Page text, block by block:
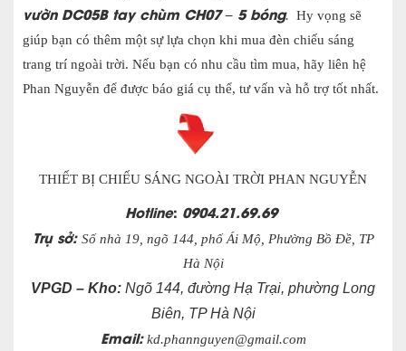
vườn DC05B tay chùm CH07 – 5 bóng. Hy vọng sẽ
giúp bạn có thêm một sự lựa chọn khi mua đèn chiếu sáng
trang trí ngoài trời. Nếu bạn có nhu cầu tìm mua, hãy liên hệ
Phan Nguyễn để được báo giá cụ thể, tư vấn và hỗ trợ tốt nhất.
THIẾT BỊ CHIẾU SÁNG NGOÀI TRỜI PHAN NGUYỄN
Hotline: 0904.21.69.69
Trụ sở: Số nhà 19, ngõ 144, phố Ái Mộ, Phường Bồ Đề, TP
Hà Nội
VPGD – Kho: Ngõ 144, đường Hạ Trại, phường Long
Biên, TP Hà Nội
Email:kd.phannguyen@gmail.com